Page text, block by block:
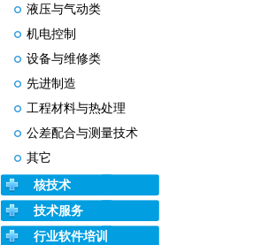
液压与气动类
机电控制
设备与维修类
先进制造
工程材料与热处理
公差配合与测量技术
其它
核技术
技术服务
行业软件培训